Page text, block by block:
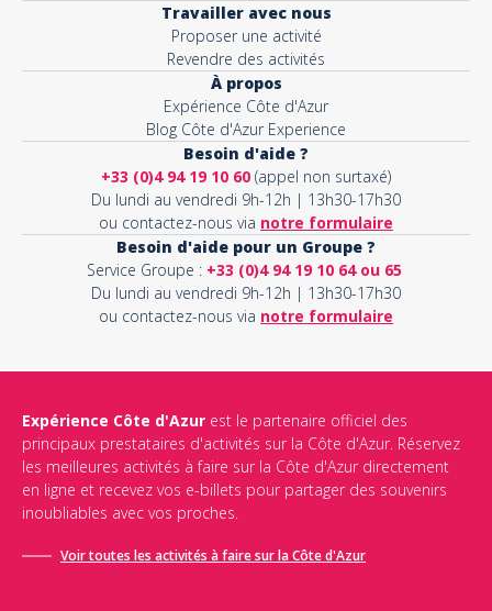
Travailler avec nous
Proposer une activité
Revendre des activités
À propos
Expérience Côte d'Azur
Blog Côte d'Azur Experience
Besoin d'aide ?
+33 (0)4 94 19 10 60 (appel non surtaxé)
Du lundi au vendredi 9h-12h | 13h30-17h30
ou contactez-nous via notre formulaire
Besoin d'aide pour un Groupe ?
Service Groupe : +33 (0)4 94 19 10 64 ou 65
Du lundi au vendredi 9h-12h | 13h30-17h30
ou contactez-nous via notre formulaire
Expérience Côte d'Azur est le partenaire officiel des
principaux prestataires d'activités sur la Côte d'Azur. Réservez
les meilleures activités à faire sur la Côte d'Azur directement
en ligne et recevez vos e-billets pour partager des souvenirs
inoubliables avec vos proches.
Voir toutes les activités à faire sur la Côte d'Azur